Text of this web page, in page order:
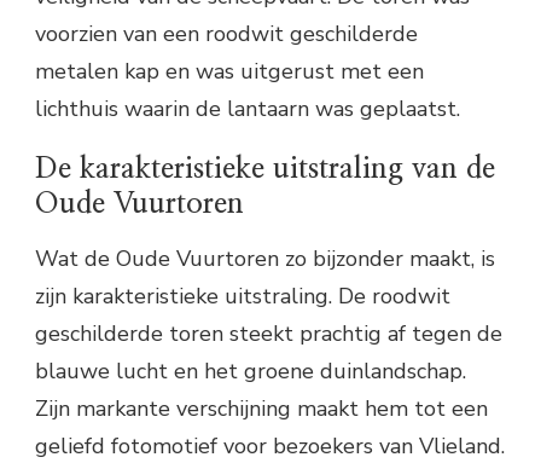
voorzien van een roodwit geschilderde
metalen kap en was uitgerust met een
lichthuis waarin de lantaarn was geplaatst.
De karakteristieke uitstraling van de
Oude Vuurtoren
Wat de Oude Vuurtoren zo bijzonder maakt, is
zijn karakteristieke uitstraling. De roodwit
geschilderde toren steekt prachtig af tegen de
blauwe lucht en het groene duinlandschap.
Zijn markante verschijning maakt hem tot een
geliefd fotomotief voor bezoekers van Vlieland.